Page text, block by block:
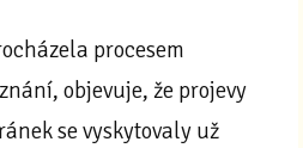
procesem
objevuje, že projevy
se vyskytovaly už